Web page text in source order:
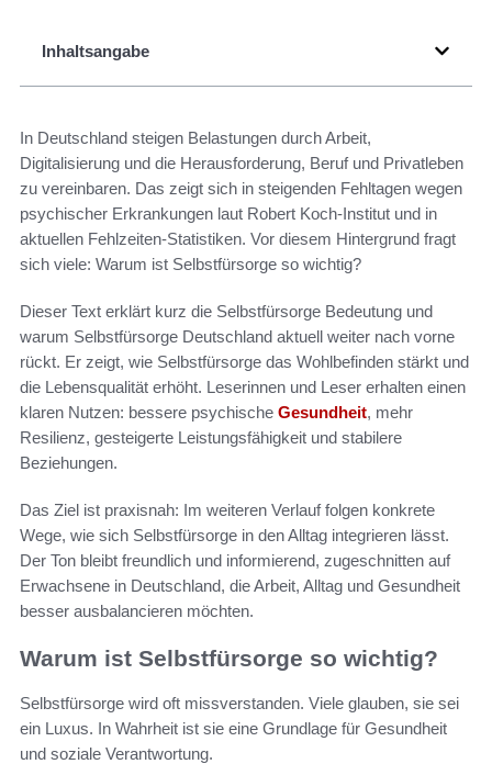
Inhaltsangabe
In Deutschland steigen Belastungen durch Arbeit,
Digitalisierung und die Herausforderung, Beruf und Privatleben
zu vereinbaren. Das zeigt sich in steigenden Fehltagen wegen
psychischer Erkrankungen laut Robert Koch-Institut und in
aktuellen Fehlzeiten-Statistiken. Vor diesem Hintergrund fragt
sich viele: Warum ist Selbstfürsorge so wichtig?
Dieser Text erklärt kurz die Selbstfürsorge Bedeutung und
warum Selbstfürsorge Deutschland aktuell weiter nach vorne
rückt. Er zeigt, wie Selbstfürsorge das Wohlbefinden stärkt und
die Lebensqualität erhöht. Leserinnen und Leser erhalten einen
klaren Nutzen: bessere psychische Gesundheit, mehr
Resilienz, gesteigerte Leistungsfähigkeit und stabilere
Beziehungen.
Das Ziel ist praxisnah: Im weiteren Verlauf folgen konkrete
Wege, wie sich Selbstfürsorge in den Alltag integrieren lässt.
Der Ton bleibt freundlich und informierend, zugeschnitten auf
Erwachsene in Deutschland, die Arbeit, Alltag und Gesundheit
besser ausbalancieren möchten.
Warum ist Selbstfürsorge so wichtig?
Selbstfürsorge wird oft missverstanden. Viele glauben, sie sei
ein Luxus. In Wahrheit ist sie eine Grundlage für Gesundheit
und soziale Verantwortung.